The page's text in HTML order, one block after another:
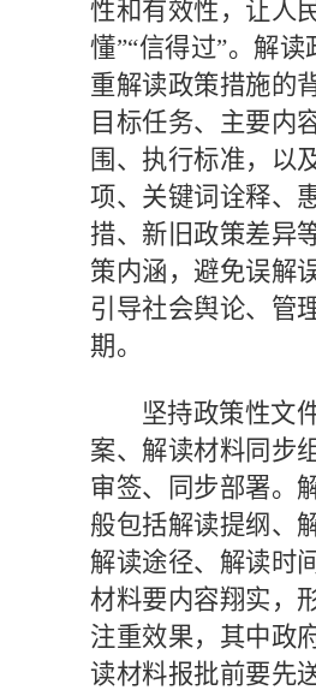
性和有效性，让人
懂”“信得过”。解读
重解读政策措施的
目标任务、主要内
围、执行标准，以
项、关键词诠释、
措、新旧政策差异
策内涵，避免误解
引导社会舆论、管
期。
坚持政策性文
案、解读材料同步
审签、同步部署。
般包括解读提纲、
解读途径、解读时
材料要内容翔实，
注重效果，其中政
读材料报批前要先